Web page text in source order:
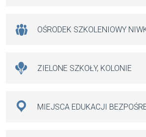
OŚRODEK SZKOLENIOWY
ZIELONE SZKOŁY, KOLONIE
MIEJSCA EDUKACJI